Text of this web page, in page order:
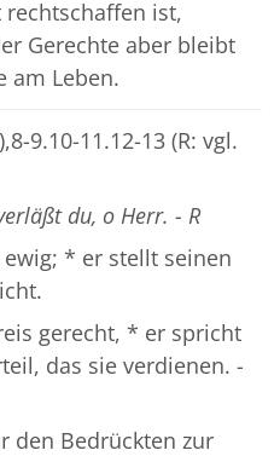
rechtschaffen ist,
Gerechte aber bleibt
am Leben.
9.10-11.12-13 (R: vgl.
du, o Herr. - R
* er stellt seinen
gerecht, * er spricht
das sie verdienen. -
den Bedrückten zur